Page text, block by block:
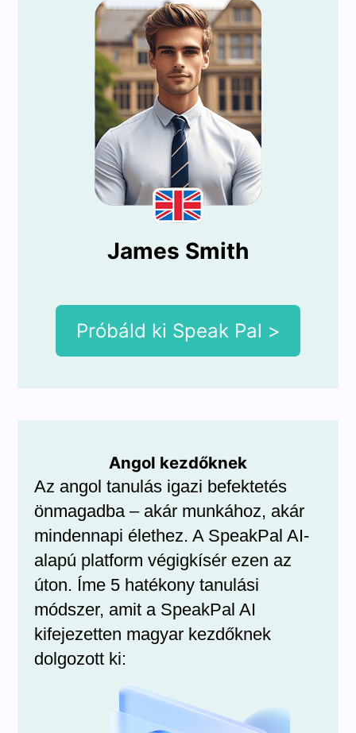
James Smith
Próbáld ki Speak Pal >
Angol kezdőknek
Az angol tanulás igazi befektetés
önmagadba – akár munkához, akár
mindennapi élethez. A SpeakPal AI-
alapú platform végigkísér ezen az
úton. Íme 5 hatékony tanulási
módszer, amit a SpeakPal AI
kifejezetten magyar kezdőknek
dolgozott ki: